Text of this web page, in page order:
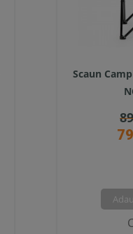
Scaun